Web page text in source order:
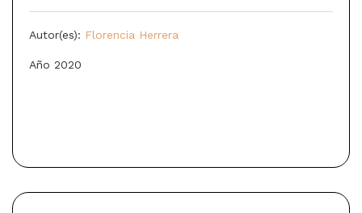
Autor(es): Florencia Herrera
Año 2020